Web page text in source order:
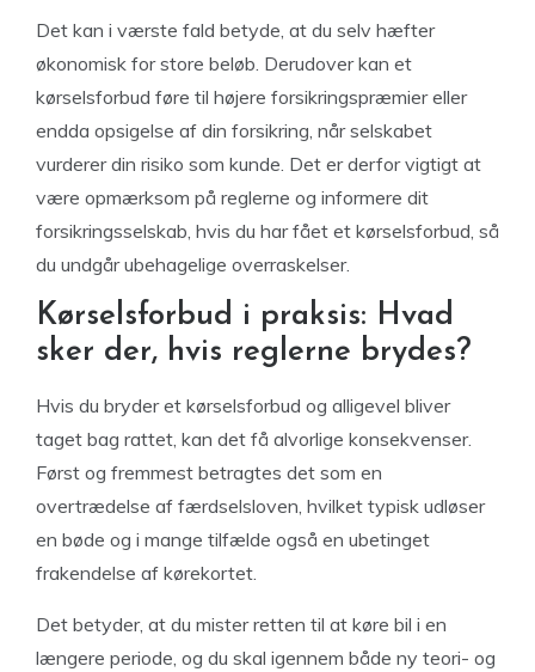
Det kan i værste fald betyde, at du selv hæfter
økonomisk for store beløb. Derudover kan et
kørselsforbud føre til højere forsikringspræmier eller
endda opsigelse af din forsikring, når selskabet
vurderer din risiko som kunde. Det er derfor vigtigt at
være opmærksom på reglerne og informere dit
forsikringsselskab, hvis du har fået et kørselsforbud, så
du undgår ubehagelige overraskelser.
Kørselsforbud i praksis: Hvad
sker der, hvis reglerne brydes?
Hvis du bryder et kørselsforbud og alligevel bliver
taget bag rattet, kan det få alvorlige konsekvenser.
Først og fremmest betragtes det som en
overtrædelse af færdselsloven, hvilket typisk udløser
en bøde og i mange tilfælde også en ubetinget
frakendelse af kørekortet.
Det betyder, at du mister retten til at køre bil i en
længere periode, og du skal igennem både ny teori- og